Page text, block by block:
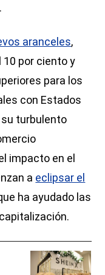
aranceles,
10 por ciento y
para los
con Estados
turbulento
impacto en el
a eclipsar el
ha ayudado las